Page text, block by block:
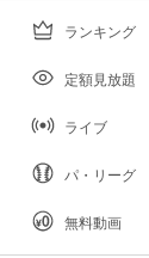
ランキング
定額見放題
ライブ
パ・リーグ
無料動画